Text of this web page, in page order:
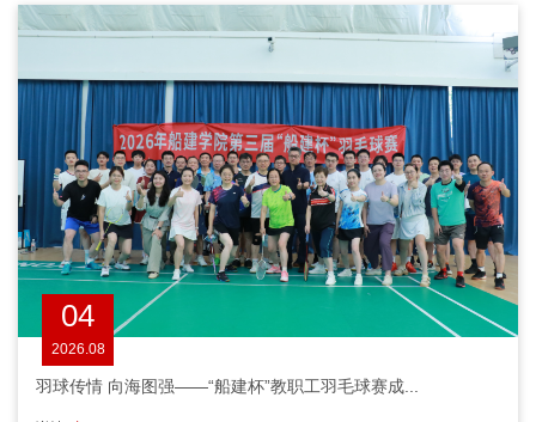
04
2026.08
羽球传情 向海图强——“船建杯”教职工羽毛球赛成...